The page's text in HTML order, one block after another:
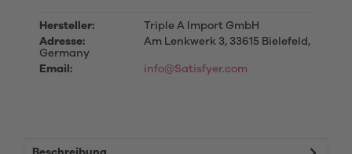
Hersteller:
Triple A Import GmbH
Adresse:
Am Lenkwerk 3, 33615 Bielefeld,
Germany
Email:
info@Satisfyer.com